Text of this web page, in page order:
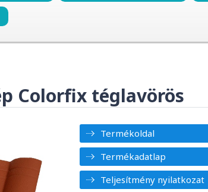
Colorfix téglavörös
Termékoldal
Termékadatlap
Teljesítmény nyilatkozat